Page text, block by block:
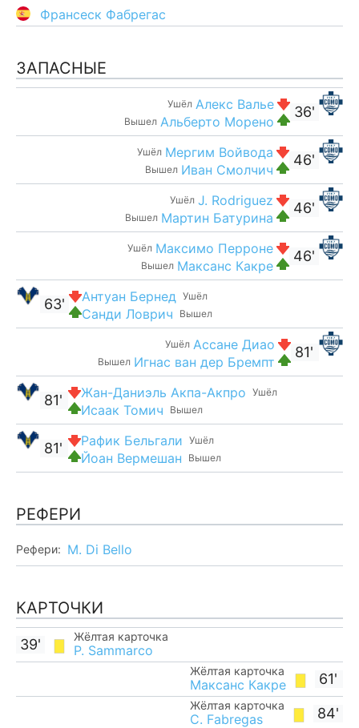
Франсеск Фабрегас
ЗАПАСНЫЕ
36'
Ушёл Алекс Валье
Вышел Альберто Морено
46'
Ушёл Мергим Войвода
Вышел Иван Смолчич
46'
Ушёл J. Rodriguez
Вышел Мартин Батурина
46'
Ушёл Максимо Перроне
Вышел Максанс Какре
Ушёл
Антуан Бернед
Вышел
Санди Ловрич
63'
81'
Ушёл Ассане Диао
Вышел Игнас ван дер Бремпт
Ушёл
Жан-Даниэль Акпа-Акпро
Вышел
Исаак Томич
81'
Ушёл
Рафик Бельгали
Вышел
Йоан Вермешан
81'
РЕФЕРИ
Рефери: M. Di Bello
КАРТОЧКИ
Жёлтая карточка
P. Sammarco
39'
61'
Жёлтая карточка
Максанс Какре
84'
Жёлтая карточка
C. Fabregas